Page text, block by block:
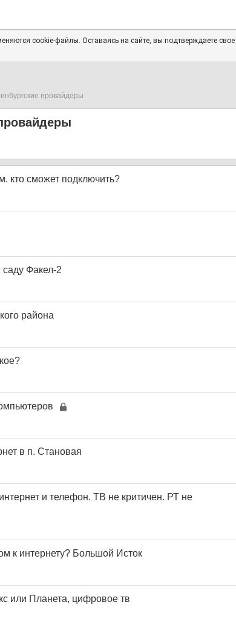
cookie-файлы. Оставаясь на сайте, вы подтверждаете свое
провайдеры
кто сможет подключить?
саду Факел-2
района
в п. Становая
и телефон. ТВ не критичен. РТ не
к интернету? Большой Исток
или Планета, цифровое тв